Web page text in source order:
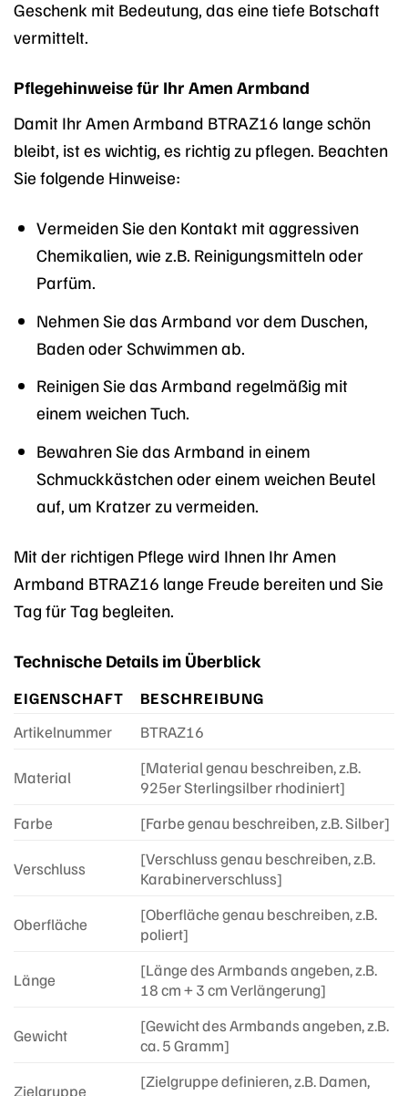
Geschenk mit Bedeutung, das eine tiefe Botschaft
vermittelt.
Pflegehinweise für Ihr Amen Armband
Damit Ihr Amen Armband BTRAZ16 lange schön
bleibt, ist es wichtig, es richtig zu pflegen. Beachten
Sie folgende Hinweise:
Vermeiden Sie den Kontakt mit aggressiven
Chemikalien, wie z.B. Reinigungsmitteln oder
Parfüm.
Nehmen Sie das Armband vor dem Duschen,
Baden oder Schwimmen ab.
Reinigen Sie das Armband regelmäßig mit
einem weichen Tuch.
Bewahren Sie das Armband in einem
Schmuckkästchen oder einem weichen Beutel
auf, um Kratzer zu vermeiden.
Mit der richtigen Pflege wird Ihnen Ihr Amen
Armband BTRAZ16 lange Freude bereiten und Sie
Tag für Tag begleiten.
Technische Details im Überblick
EIGENSCHAFT
BESCHREIBUNG
Artikelnummer
BTRAZ16
Material
[Material genau beschreiben, z.B.
925er Sterlingsilber rhodiniert]
Farbe
[Farbe genau beschreiben, z.B. Silber]
Verschluss
[Verschluss genau beschreiben, z.B.
Karabinerverschluss]
Oberfläche
[Oberfläche genau beschreiben, z.B.
poliert]
Länge
[Länge des Armbands angeben, z.B.
18 cm + 3 cm Verlängerung]
Gewicht
[Gewicht des Armbands angeben, z.B.
ca. 5 Gramm]
Zielgruppe
[Zielgruppe definieren, z.B. Damen,